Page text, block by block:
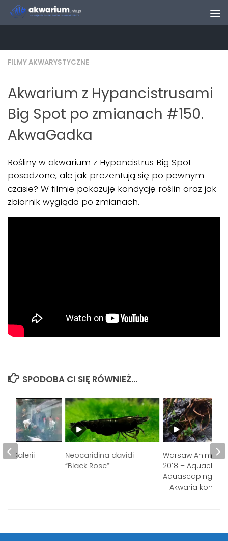
Skip to content
FILMY AKWARYSTYCZNE
Akwarium z Hypancistrusami
Big Spot po zmianach #150.
AkwaGadka
Rośliny w akwarium z Hypancistrus Big Spot
posadzone, ale jak prezentują się po pewnym
czasie? W filmie pokazuję kondycję roślin oraz jak
zbiornik wygląda po zmianach.
SPODOBA CI SIĘ RÓWNIEŻ...
Neocaridina davidi
“Black Rose”
Warsaw Animals
2018 – Aquael
Aquascaping
– Akwaria
w Galerii